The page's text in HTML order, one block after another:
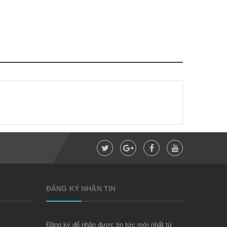
ĐĂNG KÝ NHẬN TIN
Đăng ký để nhận được tin tức mới nhất từ